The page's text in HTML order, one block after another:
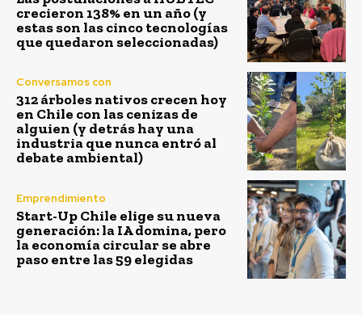
crecieron 138% en un año (y
estas son las cinco tecnologías
que quedaron seleccionadas)
Conversamos con
312 árboles nativos crecen hoy
en Chile con las cenizas de
alguien (y detrás hay una
industria que nunca entró al
debate ambiental)
Emprendimiento
Start-Up Chile elige su nueva
generación: la IA domina, pero
la economía circular se abre
paso entre las 59 elegidas